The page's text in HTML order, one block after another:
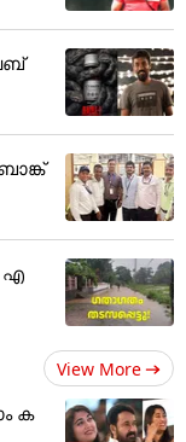
എ
View More
ക